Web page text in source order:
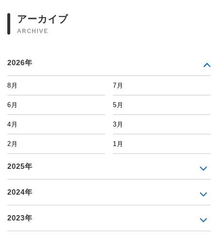
アーカイブ
ARCHIVE
2026年
8月 7月
6月 5月
4月 3月
2月 1月
2025年
2024年
2023年